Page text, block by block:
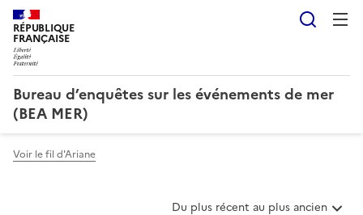
RÉPUBLIQUE
FRANÇAISE
Bureau d’enquêtes sur les événements de mer
(BEA MER)
Voir le fil d'Ariane
T
Du plus récent au plus ancien